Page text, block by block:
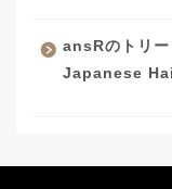
ansRのトリ
Japanese